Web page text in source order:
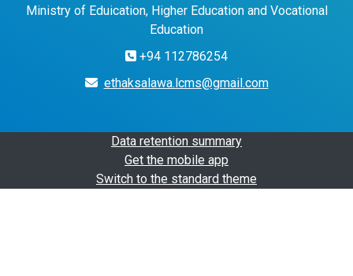
Ministry of Eduication, Higher Education and Vocational
Education
+94 112786254
ethaksalawa.lcms@gmail.com
Data retention summary
Get the mobile app
Switch to the standard theme